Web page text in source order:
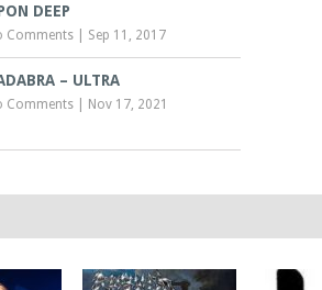
DEEP
Comments Sep 11, 2017
– ULTRA
Comments Nov 17, 2021